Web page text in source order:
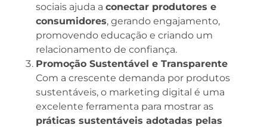
sociais ajuda a conectar produtores e
consumidores, gerando engajamento,
promovendo educação e criando um
relacionamento de confiança.
Promoção Sustentável e Transparente
Com a crescente demanda por produtos
sustentáveis, o marketing digital é uma
excelente ferramenta para mostrar as
práticas sustentáveis adotadas pelas